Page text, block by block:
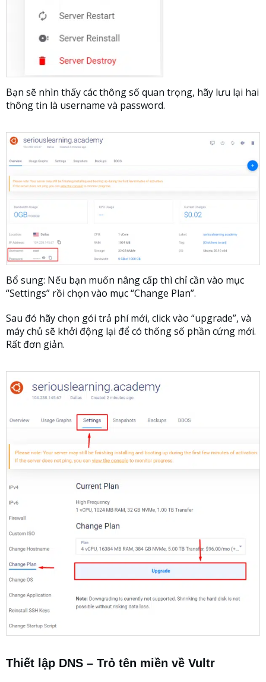
Bạn sẽ nhìn thấy các thông số quan trọng, hãy lưu lại hai
thông tin là username và password.
Bổ sung: Nếu bạn muốn nâng cấp thì chỉ cần vào mục
“Settings” rồi chọn vào mục “Change Plan”.
Sau đó hãy chọn gói trả phí mới, click vào “upgrade”, và
máy chủ sẽ khởi động lại để có thống số phần cứng mới.
Rất đơn giản.
Thiết lập DNS – Trỏ tên miền về Vultr